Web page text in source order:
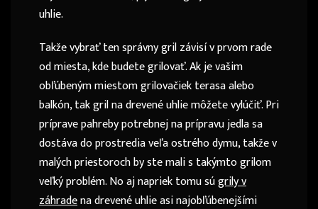
uhlie.
Takže vybrať ten správny gril závisí v prvom rade
od miesta, kde budete grilovať. Ak je vašim
obľúbeným miestom grilovačiek terasa alebo
balkón, tak gril na drevené uhlie môžete vylúčiť. Pri
príprave pahreby potrebnej na prípravu jedla sa
dostáva do prostredia veľa ostrého dymu, takže v
malých priestoroch by ste mali s takýmto grilom
veľký problém. No aj napriek tomu súgrily v
záhradena drevené uhlie asi najobľúbenejšími